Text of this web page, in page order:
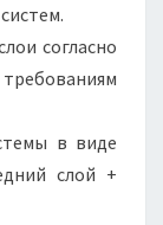
согласно
в виде
слой +